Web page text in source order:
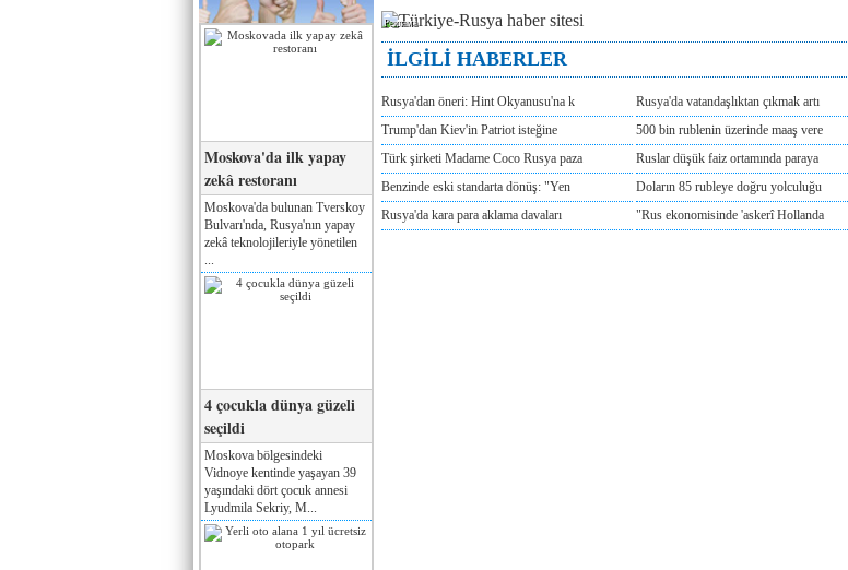
Moskova'da ilk yapay
zekâ restoranı
Moskova'da bulunan Tverskoy
Bulvarı'nda, Rusya'nın yapay
zekâ teknolojileriyle yönetilen
4 çocukla dünya güzeli
seçildi
Moskova bölgesindeki
Vidnoye kentinde yaşayan 39
yaşındaki dört çocuk annesi
Lyudmila Sekriy, M...
Реклама
İLGİLİ HABERLER
Rusya'dan öneri: Hint Okyanusu'na k
Rusya'da vatandaşlıktan çıkmak artı
Trump'dan Kiev'in Patriot isteğine
500 bin rublenin üzerinde maaş vere
Türk şirketi Madame Coco Rusya paza
Ruslar düşük faiz ortamında paraya
Benzinde eski standarta dönüş: "Yen
Doların 85 rubleye doğru yolculuğu
Rusya'da kara para aklama davaları
"Rus ekonomisinde 'askerî Hollanda